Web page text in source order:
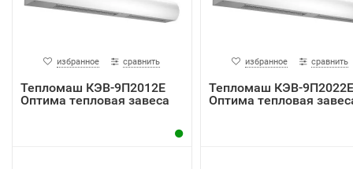
избранное сравнить
Тепломаш КЭВ-9П2012Е
Оптима тепловая завеса
избранное сравнить
Тепломаш КЭВ-9П2022Е
Оптима тепловая